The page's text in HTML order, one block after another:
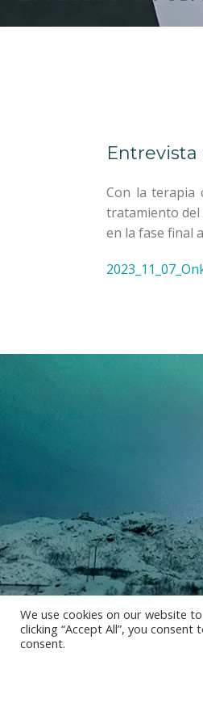
Entrevista
Con la terapia
tratamiento del
en la fase final
We use cookies on our website
clicking “Accept All”, you
consent.